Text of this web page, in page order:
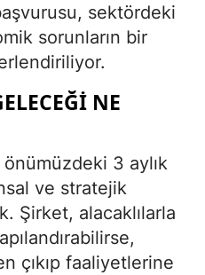
sektördeki
sorunların bir
NE
3 aylık
ve stratejik
Şirket, alacaklılarla
çıkıp faaliyetlerine